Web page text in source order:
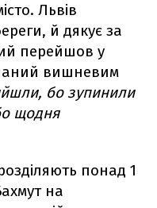
Львів
й дякує за
перейшов у
вишневим
бо зупинили
щодня
понад 1
на